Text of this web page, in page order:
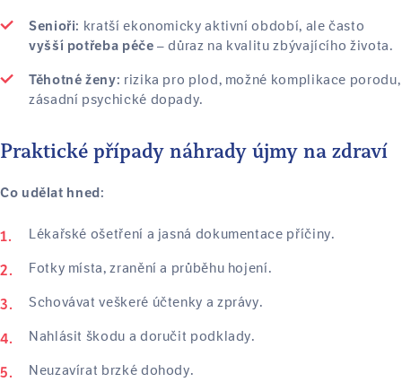
Senioři: kratší ekonomicky aktivní období, ale často
vyšší potřeba péče – důraz na kvalitu zbývajícího života.
Těhotné ženy: rizika pro plod, možné komplikace porodu,
zásadní psychické dopady.
Praktické případy náhrady újmy na zdraví
Co udělat hned:
Lékařské ošetření a jasná dokumentace příčiny.
Fotky místa, zranění a průběhu hojení.
Schovávat veškeré účtenky a zprávy.
Nahlásit škodu a doručit podklady.
Neuzavírat brzké dohody.